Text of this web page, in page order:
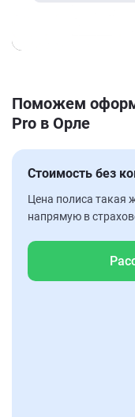
Поможем
Pro в Орле
Стоимость без
Цена полиса такая
напрямую в